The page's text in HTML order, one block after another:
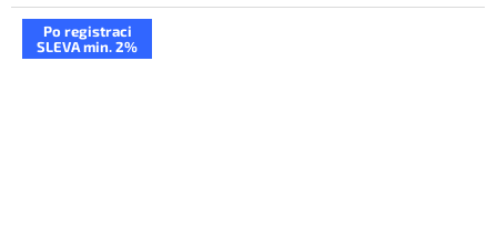
Po registraci
SLEVA min. 2%